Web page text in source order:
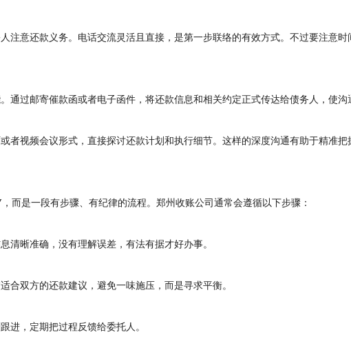
注意还款义务。电话交流灵活且直接，是第一步联络的有效方式。不过要注意
通过邮寄催款函或者电子函件，将还款信息和相关约定正式传达给债务人，使沟
者视频会议形式，直接探讨还款计划和执行细节。这样的深度沟通有助于精准
而是一段有步骤、有纪律的流程。郑州收账公司通常会遵循以下步骤：
清晰准确，没有理解误差，有法有据才好办事。
合双方的还款建议，避免一味施压，而是寻求平衡。
进，定期把过程反馈给委托人。